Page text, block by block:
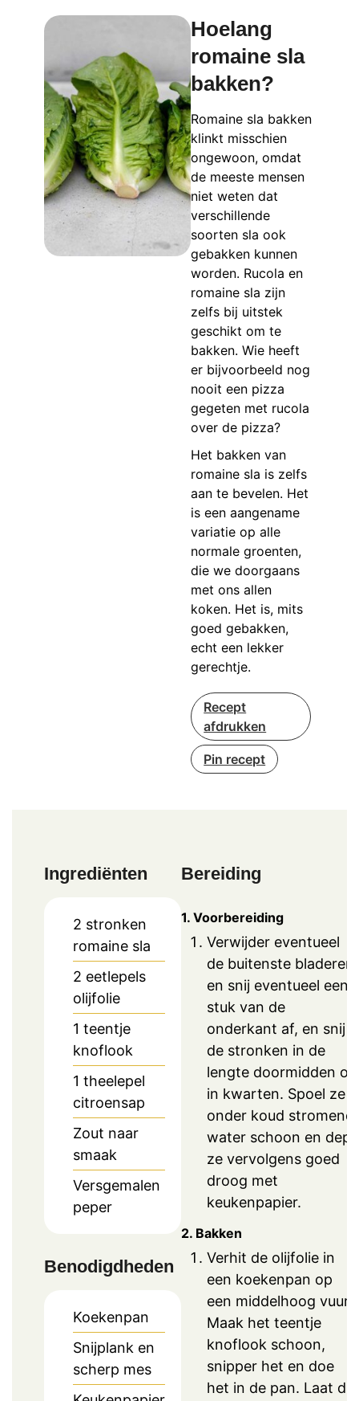
Hoelang
romaine sla
bakken?
Romaine sla bakken
klinkt misschien
ongewoon, omdat
de meeste mensen
niet weten dat
verschillende
soorten sla ook
gebakken kunnen
worden. Rucola en
romaine sla zijn
zelfs bij uitstek
geschikt om te
bakken. Wie heeft
er bijvoorbeeld nog
nooit een pizza
gegeten met rucola
over de pizza?
Het bakken van
romaine sla is zelfs
aan te bevelen. Het
is een aangename
variatie op alle
normale groenten,
die we doorgaans
met ons allen
koken. Het is, mits
goed gebakken,
echt een lekker
gerechtje.
Recept
afdrukken
Pin recept
Ingrediënten
2 stronken
romaine sla
2 eetlepels
olijfolie
1 teentje
knoflook
1 theelepel
citroensap
Zout naar
smaak
Versgemalen
peper
Benodigdheden
Koekenpan
Snijplank en
scherp mes
Bereiding
1. Voorbereiding
Verwijder eventueel
de buitenste bladeren
en snij eventueel een
stuk van de
onderkant af, en snij
de stronken in de
lengte doormidden of
in kwarten. Spoel ze
onder koud stromend
water schoon en dep
ze vervolgens goed
droog met
keukenpapier.
2. Bakken
Verhit de olijfolie in
een koekenpan op
een middelhoog vuur.
Maak het teentje
knoflook schoon,
snipper het en doe
het in de pan. Laat dit